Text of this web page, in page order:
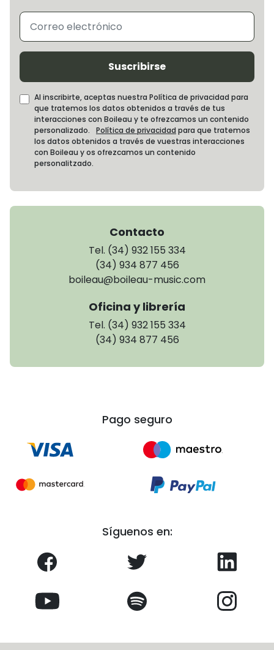
Suscribirse
Al inscribirte, aceptas nuestra Política de privacidad para
que tratemos los datos obtenidos a través de tus
interacciones con Boileau y te ofrezcamos un contenido
personalizado. Política de privacidad para que tratemos
los datos obtenidos a través de vuestras interacciones
con Boileau y os ofrezcamos un contenido
personalitzado.
Contacto
Tel. (34) 932 155 334
(34) 934 877 456
boileau@boileau-music.com
Oficina y librería
Tel. (34) 932 155 334
(34) 934 877 456
Pago seguro
Síguenos en: